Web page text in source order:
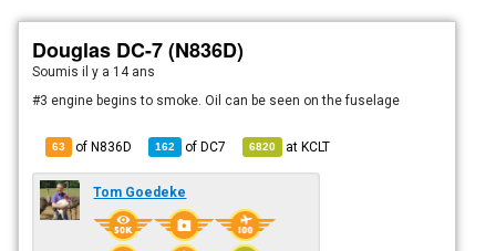
Douglas DC-7 (N836D)
Soumisil y a 14 ans
#3 engine begins to smoke. Oil can be seen on the fuselage
63 of N836D 162 ofDC7 6820 atKCLT
Tom Goedeke